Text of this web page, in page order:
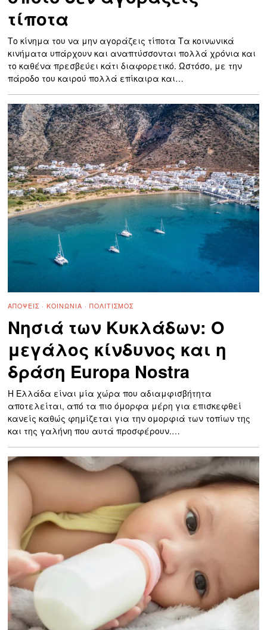
τίποτα
Το κίνημα του να μην αγοράζεις τίποτα Τα κοινωνικά
κινήματα υπάρχουν και αναπτύσσονται πολλά χρόνια και
το καθένα πρεσβεύει κάτι διαφορετικό. Ωστόσο, με την
πάροδο του καιρού πολλά επίκαιρα και…
ΑΠΌΨΕΙΣ · ΚΟΙΝΩΝΊΑ · ΠΟΛΙΤΙΣΜΌΣ
Νησιά των Κυκλάδων: Ο
μεγάλος κίνδυνος και η
δράση Europa Nostra
Η Ελλάδα είναι μία χώρα που αδιαμφισβήτητα
αποτελείται, από τα πιο όμορφα μέρη για επισκεφθεί
κανείς καθώς φημίζεται για την ομορφιά των τοπίων της
και της γαλήνη που αυτά προσφέρουν.…